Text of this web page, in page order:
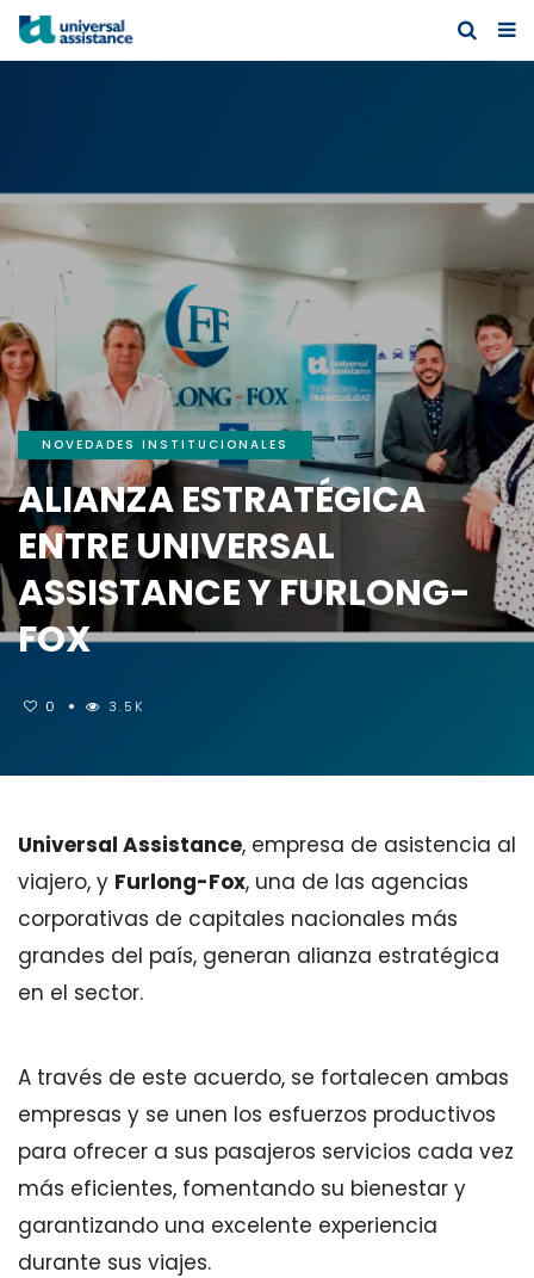
NOVEDADES INSTITUCIONALES
ALIANZA ESTRATÉGICA
ENTRE UNIVERSAL
ASSISTANCE Y FURLONG-
FOX
0 3.5K
Universal Assistance, empresa de asistencia al
viajero, y Furlong-Fox, una de las agencias
corporativas de capitales nacionales más
grandes del país, generan alianza estratégica
en el sector.
A través de este acuerdo, se fortalecen ambas
empresas y se unen los esfuerzos productivos
para ofrecer a sus pasajeros servicios cada vez
más eficientes, fomentando su bienestar y
garantizando una excelente experiencia
durante sus viajes.